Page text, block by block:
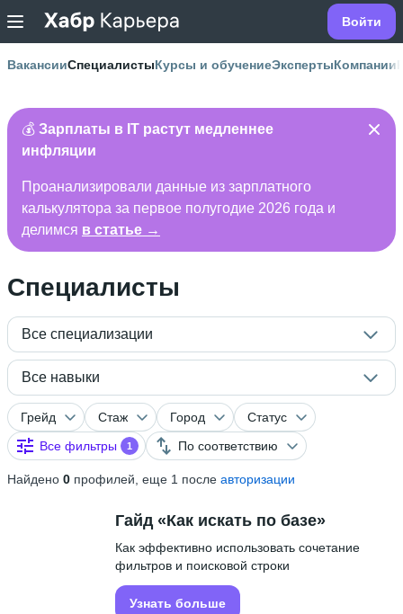
Войти
ВакансииСпециалистыКурсы и обучениеЭкспертыКомпании
💰 Зарплаты в IT растут медленнее
инфляции
Проанализировали данные из зарплатного
калькулятора за первое полугодие 2026 года и
делимся в статье →
Специалисты
Все специализации
Все навыки
Грейд Стаж Город
Статус
Все фильтры
1 По соответствию
Найдено 0 профилей, еще 1 после авторизации
Гайд «Как искать по базе»
Как эффективно использовать сочетание
фильтров и поисковой строки
Узнать больше